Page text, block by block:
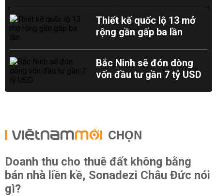
Thiết kế quốc lộ 13 mở
rộng gần gấp ba lần
Bắc Ninh sẽ đón dòng
vốn đầu tư gần 7 tỷ USD
CHỌN
Doanh thu cho thuê đất không bằng
bán nhà liền kề, Sonadezi Châu Đức nói
gì?